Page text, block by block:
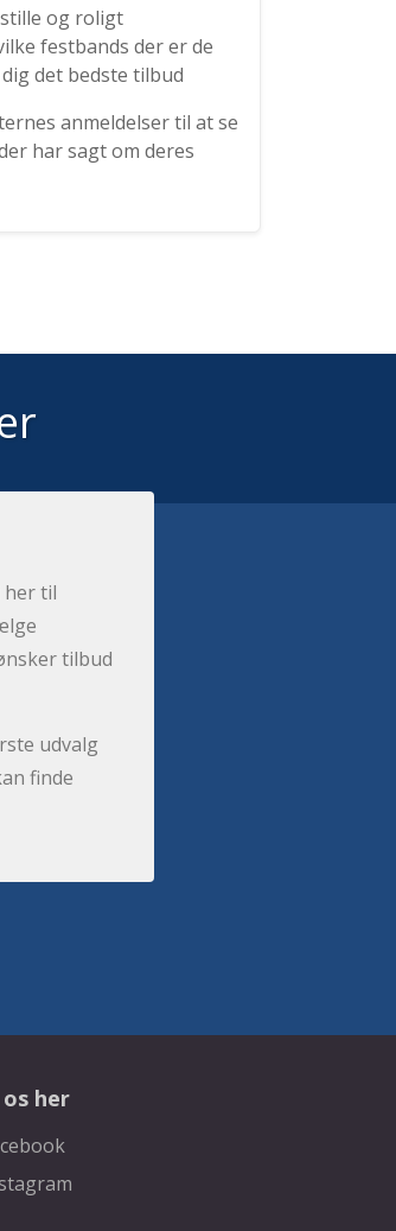
og roligt
festbands der er de
det bedste tilbud
anmeldelser til at se
har sagt om deres
her til
tilbud
udvalg
finde
her